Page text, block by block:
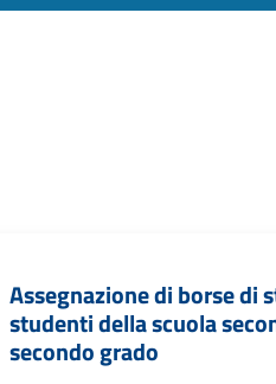
Assegnazione di borse di
studenti della scuola
secondo grado